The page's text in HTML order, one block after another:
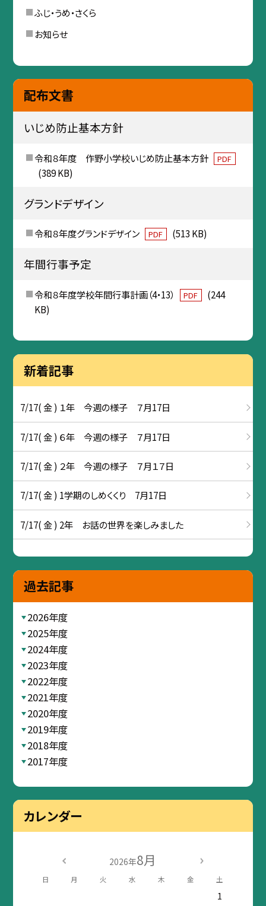
ふじ・うめ・さくら
お知らせ
配布文書
いじめ防止基本方針
令和８年度 作野小学校いじめ防止基本方針 PDF
(389 KB)
グランドデザイン
令和８年度グランドデザイン PDF (513 KB)
年間行事予定
令和８年度学校年間行事計画（4・13） PDF
(244
KB)
新着記事
7/17( 金 ) １年 今週の様子 ７月17日
7/17( 金 ) ６年 今週の様子 ７月17日
7/17( 金 ) ２年 今週の様子 ７月１７日
7/17( 金 ) 1学期のしめくくり 7月17日
7/17( 金 ) 2年 お話の世界を楽しみました
過去記事
2026年度
2025年度
2024年度
2023年度
2022年度
2021年度
2020年度
2019年度
2018年度
2017年度
カレンダー
2026年8月
日 月 火 水 木 金 土
1